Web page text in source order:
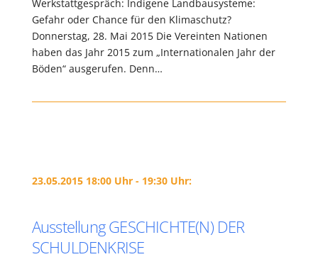
Werkstattgespräch: Indigene Landbausysteme:
Gefahr oder Chance für den Klimaschutz?
Donnerstag, 28. Mai 2015 Die Vereinten Nationen
haben das Jahr 2015 zum „Internationalen Jahr der
Böden“ ausgerufen. Denn…
23.05.2015 18:00 Uhr - 19:30 Uhr:
Ausstellung GESCHICHTE(N) DER
SCHULDENKRISE